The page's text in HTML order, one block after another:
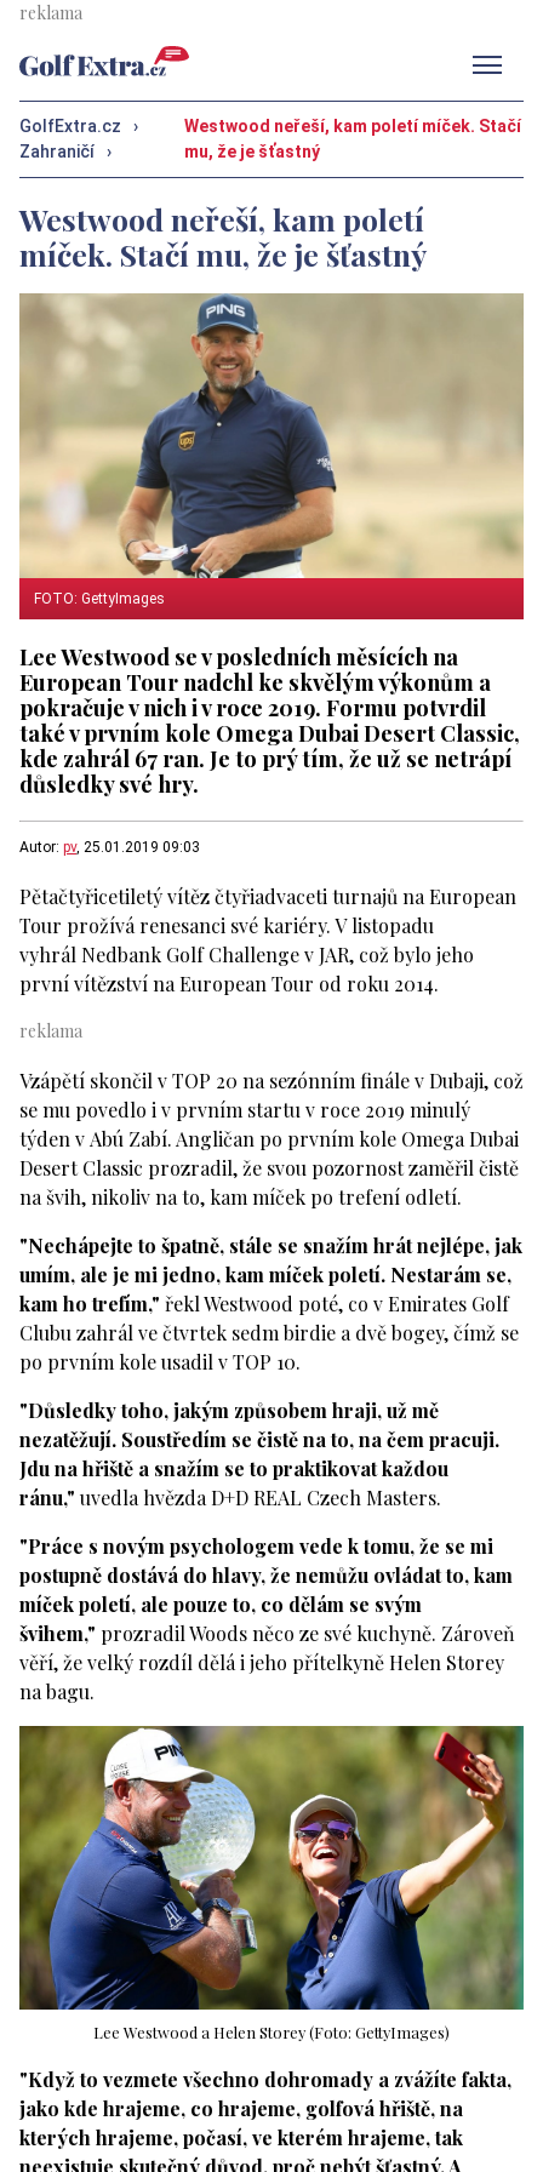
GolfExtra.cz
›
Zahraničí
›
Westwood neřeší, kam poletí míček. Stačí
mu, že je šťastný
Westwood neřeší, kam poletí
míček. Stačí mu, že je šťastný
FOTO: GettyImages
Lee Westwood se v posledních měsících na
European Tour nadchl ke skvělým výkonům a
pokračuje v nich i v roce 2019. Formu potvrdil
také v prvním kole Omega Dubai Desert Classic,
kde zahrál 67 ran. Je to prý tím, že už se netrápí
důsledky své hry.
Autor: pv, 25.01.2019 09:03
Pětačtyřicetiletý vítěz čtyřiadvaceti turnajů na European
Tour prožívá renesanci své kariéry. V listopadu
vyhrál Nedbank Golf Challenge v JAR, což bylo jeho
první vítězství na European Tour od roku 2014.
Vzápětí skončil v TOP 20 na sezónním finále v Dubaji, což
se mu povedlo i v prvním startu v roce 2019 minulý
týden v Abú Zabí. Angličan po prvním kole Omega Dubai
Desert Classic prozradil, že svou pozornost zaměřil čistě
na švih, nikoliv na to, kam míček po trefení odletí.
"Nechápejte to špatně, stále se snažím hrát nejlépe, jak
umím, ale je mi jedno, kam míček poletí. Nestarám se,
kam ho trefím," řekl Westwood poté, co v Emirates Golf
Clubu zahrál ve čtvrtek sedm birdie a dvě bogey, čímž se
po prvním kole usadil v TOP 10.
"Důsledky toho, jakým způsobem hraji, už mě
nezatěžují. Soustředím se čistě na to, na čem pracuji.
Jdu na hřiště a snažím se to praktikovat každou
ránu," uvedla hvězda D+D REAL Czech Masters.
"Práce s novým psychologem vede k tomu, že se mi
postupně dostává do hlavy, že nemůžu ovládat to, kam
míček poletí, ale pouze to, co dělám se svým
švihem," prozradil Woods něco ze své kuchyně. Zároveň
věří, že velký rozdíl dělá i jeho přítelkyně Helen Storey
na bagu.
Lee Westwood a Helen Storey (Foto: GettyImages)
"Když to vezmete všechno dohromady a zvážíte fakta,
jako kde hrajeme, co hrajeme, golfová hřiště, na
kterých hrajeme, počasí, ve kterém hrajeme, tak
neexistuje skutečný důvod, proč nebýt šťastný. A